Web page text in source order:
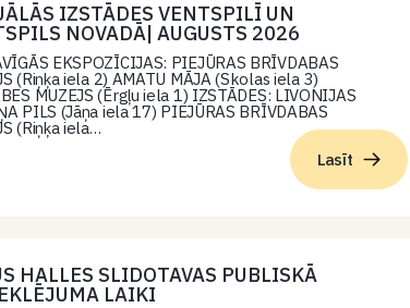
Lasīt
IZSTĀDES VENTSPILĪ UN
NOVADĀ| AUGUSTS 2026
EKSPOZĪCIJAS: PIEJŪRAS BRĪVDABAS
(Riņķa iela 2) AMATU MĀJA (Skolas iela 3)
MUZEJS (Ērgļu iela 1) IZSTĀDES: LIVONIJAS
PILS (Jāņa iela 17) PIEJŪRAS BRĪVDABAS
(Riņķa iela…
HALLES SLIDOTAVAS PUBLISKĀ
LAIKI